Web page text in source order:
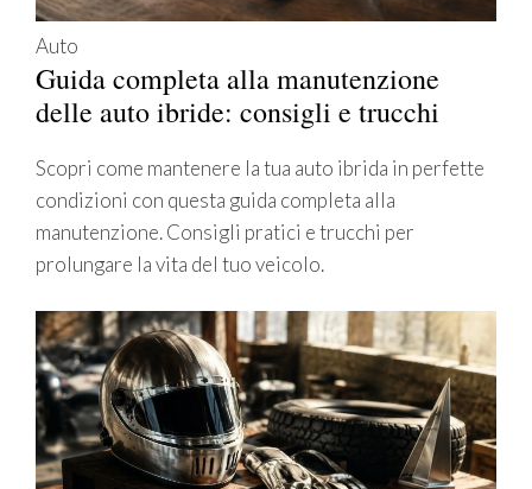
Auto
Guida completa alla manutenzione
delle auto ibride: consigli e trucchi
Scopri come mantenere la tua auto ibrida in perfette
condizioni con questa guida completa alla
manutenzione. Consigli pratici e trucchi per
prolungare la vita del tuo veicolo.